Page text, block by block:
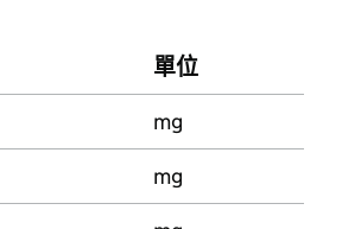
單位
mg
mg